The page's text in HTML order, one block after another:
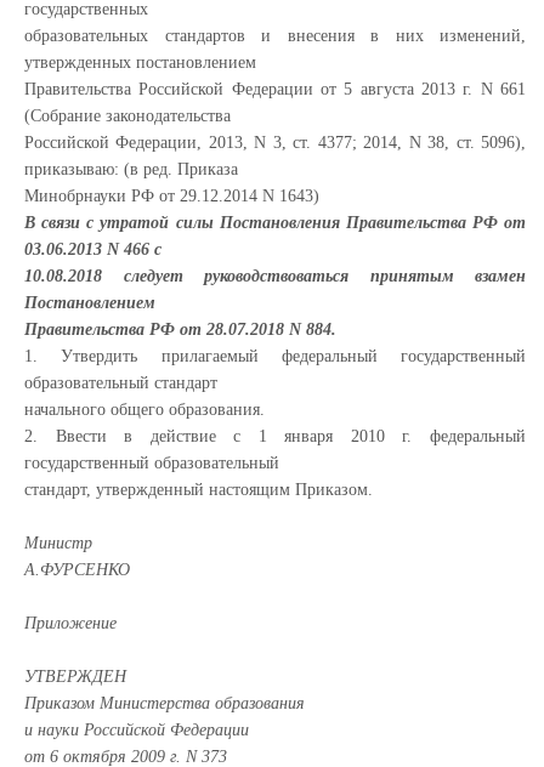
государственных
образовательных стандартов и внесения в них изменений,
утвержденных постановлением
Правительства Российской Федерации от 5 августа 2013 г. N 661
(Собрание законодательства
Российской Федерации, 2013, N 3, ст. 4377; 2014, N 38, ст. 5096),
приказываю: (в ред. Приказа
Минобрнауки РФ от 29.12.2014 N 1643)
В связи с утратой силы Постановления Правительства РФ от
03.06.2013 N 466 с
10.08.2018 следует руководствоваться принятым взамен
Постановлением
Правительства РФ от 28.07.2018 N 884.
1. Утвердить прилагаемый федеральный государственный
образовательный стандарт
начального общего образования.
2. Ввести в действие с 1 января 2010 г. федеральный
государственный образовательный
стандарт, утвержденный настоящим Приказом.
Министр
А.ФУРСЕНКО
Приложение
УТВЕРЖДЕН
Приказом Министерства образования
и науки Российской Федерации
от 6 октября 2009 г. N 373